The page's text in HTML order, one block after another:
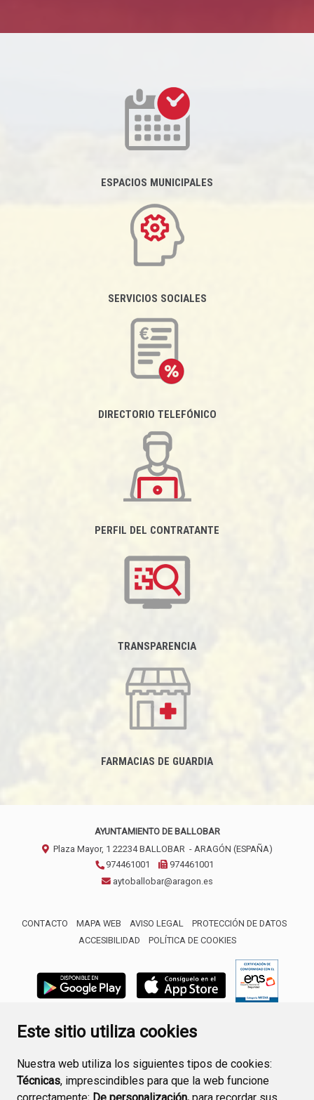
Este sitio utiliza cookies
Nuestra web utiliza los siguientes tipos de cookies:
Técnicas, imprescindibles para que la web funcione
ESPACIOS MUNICIPALES
SERVICIOS SOCIALES
DIRECTORIO TELEFÓNICO
PERFIL DEL CONTRATANTE
TRANSPARENCIA
FARMACIAS DE GUARDIA
AYUNTAMIENTO DE BALLOBAR
Plaza Mayor, 1 22234 BALLOBAR - ARAGÓN (ESPAÑA)
974461001
974461001
aytoballobar@aragon.es
CONTACTO MAPA WEB AVISO LEGAL
PROTECCIÓN DE DATOS
ACCESIBILIDAD
POLÍTICA DE COOKIES